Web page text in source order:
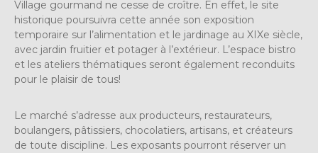
Village gourmand ne cesse de croître. En effet, le site
historique poursuivra cette année son exposition
temporaire sur l’alimentation et le jardinage au XIXe siècle,
avec jardin fruitier et potager à l’extérieur. L’espace bistro
et les ateliers thématiques seront également reconduits
pour le plaisir de tous!
Le marché s’adresse aux producteurs, restaurateurs,
boulangers, pâtissiers, chocolatiers, artisans, et créateurs
de toute discipline. Les exposants pourront réserver un